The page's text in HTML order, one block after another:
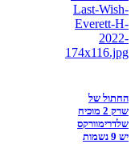
החתול של
שרק 2 מוכיח
שלדרימוורקס
יש 9 נשמות